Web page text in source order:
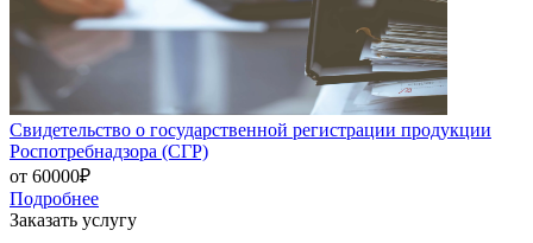
Свидетельство о государственной регистрации продукции
Роспотребнадзора (СГР)
от 60000₽
Подробнее
Заказать услугу